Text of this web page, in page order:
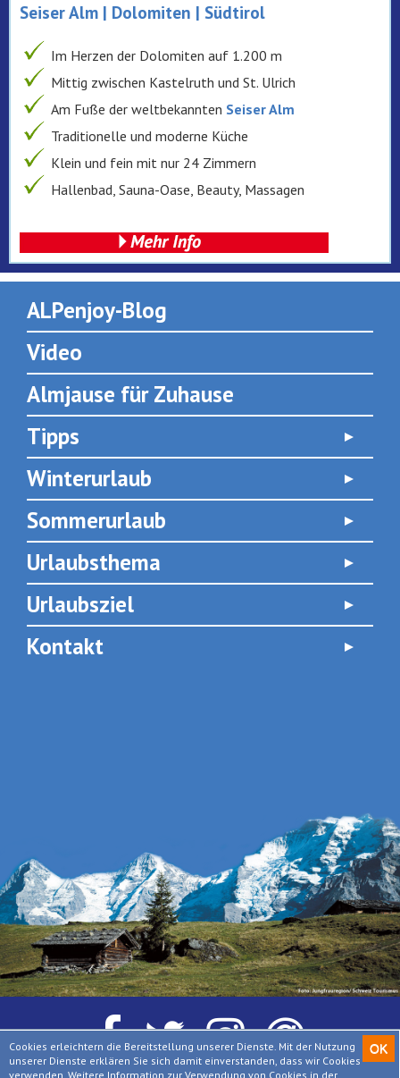
Cookies erleichtern die Bereitstellung unserer Dienste. Mit der Nutzung
unserer Dienste erklären Sie sich damit einverstanden, dass wir Cookies
verwenden. Weitere Information zur Verwendung von Cookies in der
OK
Seiser Alm | Dolomiten | Südtirol
Im Herzen der Dolomiten auf 1.200 m
Mittig zwischen Kastelruth und St. Ulrich
Am Fuße der weltbekannten Seiser Alm
Traditionelle und moderne Küche
Klein und fein mit nur 24 Zimmern
Hallenbad, Sauna-Oase, Beauty, Massagen
ALPenjoy-Blog
Video
Almjause für Zuhause
Tipps
Winterurlaub
Sommerurlaub
Urlaubsthema
Urlaubsziel
Kontakt